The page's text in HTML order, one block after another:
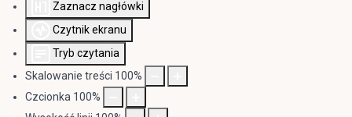
Zaznacz nagłówki
Czytnik ekranu
Tryb czytania
Skalowanie treści 100%
Czcionka 100%